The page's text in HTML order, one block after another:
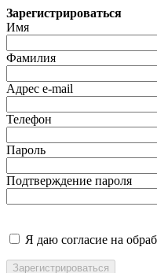
Зарегистрироваться
Имя
Фамилия
Адрес e-mail
Телефон
Пароль
Подтверждение пароля
Я даю согласие на